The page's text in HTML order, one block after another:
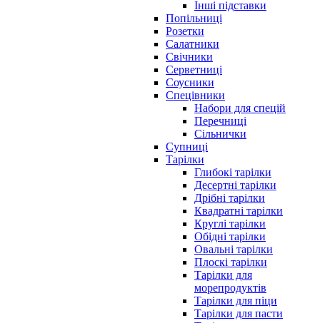
Інші підставки
Попільниці
Розетки
Салатники
Свічники
Серветниці
Соусники
Спецівники
Набори для спецій
Перечниці
Сільнички
Супниці
Тарілки
Глибокі тарілки
Десертні тарілки
Дрібні тарілки
Квадратні тарілки
Круглі тарілки
Обідні тарілки
Овальні тарілки
Плоскі тарілки
Тарілки для
морепродуктів
Тарілки для піци
Тарілки для пасти